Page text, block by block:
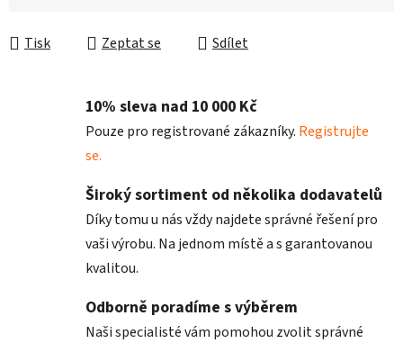
Tisk Zeptat se Sdílet
10% sleva nad 10 000 Kč
Pouze pro registrované zákazníky. Registrujte
se.
Široký sortiment od několika dodavatelů
Díky tomu u nás vždy najdete správné řešení pro
vaši výrobu. Na jednom místě a s garantovanou
kvalitou.
Odborně poradíme s výběrem
Naši specialisté vám pomohou zvolit správné